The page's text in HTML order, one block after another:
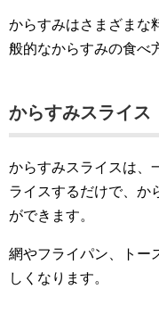
からすみはさまざまな
般的なからすみの食べ
からすみスライス
からすみスライスは、
ライスするだけで、か
ができます。
網やフライパン、トー
しくなります。